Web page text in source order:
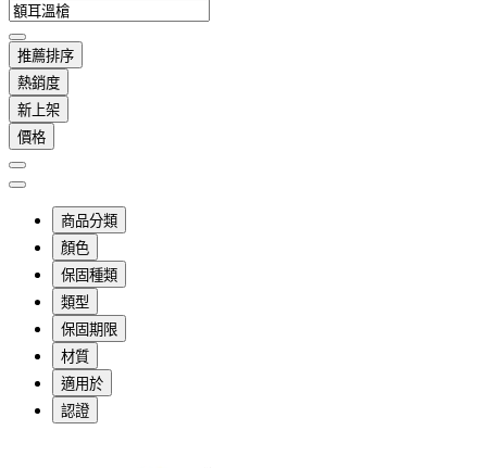
推薦排序
熱銷度
新上架
價格
商品分類
顏色
保固種類
類型
保固期限
材質
適用於
認證